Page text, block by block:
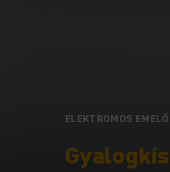
ELEKTROMOS